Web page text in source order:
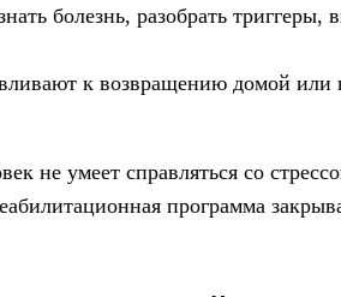
болезнь, разобрать триггеры,
к возвращению домой или
не умеет справляться со
программа